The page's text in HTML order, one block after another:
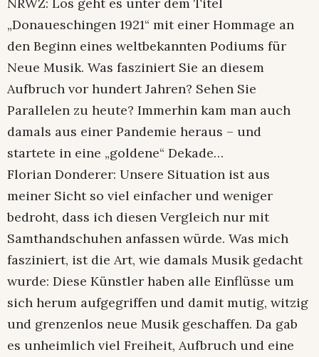
„Donaueschingen 1921“ mit einer Hommage an
den Beginn eines weltbekannten Podiums für
Neue Musik. Was fasziniert Sie an diesem
Aufbruch vor hundert Jahren? Sehen Sie
Parallelen zu heute? Immerhin kam man auch
damals aus einer Pandemie heraus – und
startete in eine „goldene“ Dekade…
Florian Donderer: Unsere Situation ist aus
meiner Sicht so viel einfacher und weniger
bedroht, dass ich diesen Vergleich nur mit
Samthandschuhen anfassen würde. Was mich
fasziniert, ist die Art, wie damals Musik gedacht
wurde: Diese Künstler haben alle Einflüsse um
sich herum aufgegriffen und damit mutig, witzig
und grenzenlos neue Musik geschaffen. Da gab
es unheimlich viel Freiheit, Aufbruch und eine